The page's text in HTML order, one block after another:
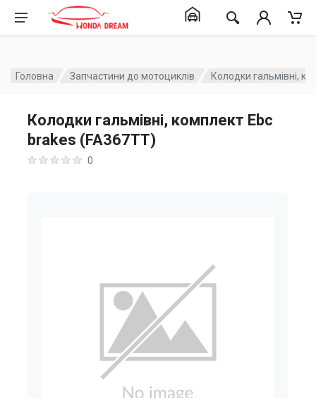
Головна Запчастини до мотоциклів Колодки гальмівні,
Колодки гальмівні, комплект Ebc
brakes (FA367TT)
0